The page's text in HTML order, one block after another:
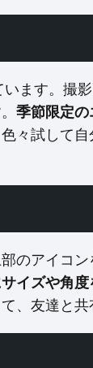
ます。撮
季節限定の
々試して
のアイコン
イズや角度
、友達と共